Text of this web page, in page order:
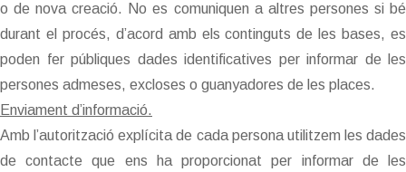
o de nova creació. No es comuniquen a altres persones si bé
durant el procés, d’acord amb els continguts de les bases, es
poden fer públiques dades identificatives per informar de les
persones admeses, excloses o guanyadores de les places.
Enviament d’informació.
Amb l’autorització explícita de cada persona utilitzem les dades
de contacte que ens ha proporcionat per informar de les